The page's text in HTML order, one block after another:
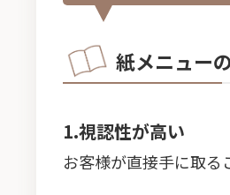
紙メニュー
1.視認性が高い
お客様が直接手に取る